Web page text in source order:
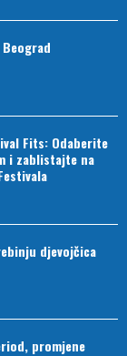
Fits: Odaberite
i zablistajte na
djevojčica
promjene